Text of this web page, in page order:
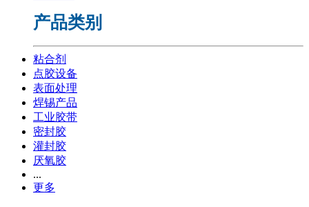
产品类别
粘合剂
点胶设备
表面处理
焊锡产品
工业胶带
密封胶
灌封胶
厌氧胶
...
更多